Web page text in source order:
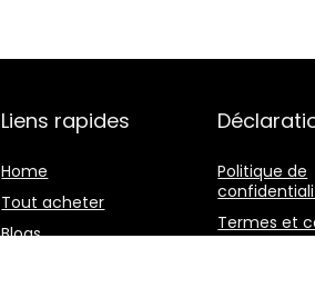
Liens rapides
Home
Tout acheter
Blogs
Politique de
Termes et